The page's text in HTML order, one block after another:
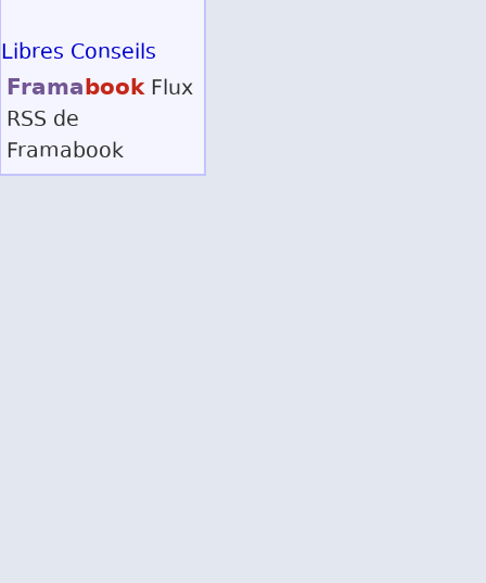
Libres Conseils
Framabook Flux
RSS de
Framabook